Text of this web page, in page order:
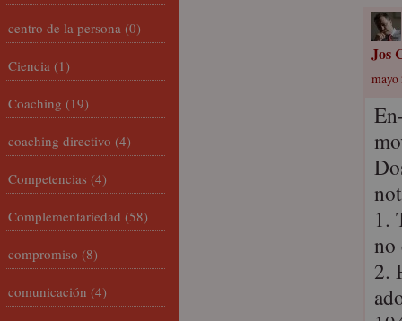
Jos
mayo
1.
no
2.
centro de la persona (0)
Ciencia (1)
Coaching (19)
coaching directivo (4)
Competencias (4)
Complementariedad (58)
compromiso (8)
comunicación (4)